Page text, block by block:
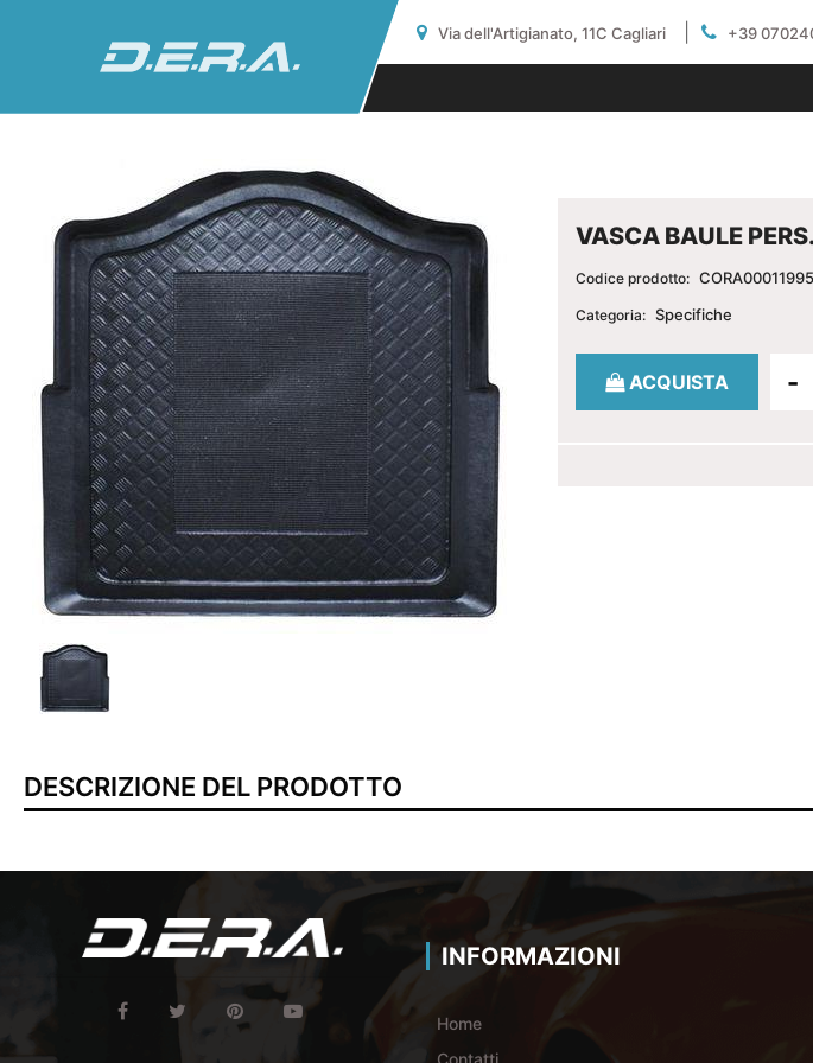
Via dell'Artigianato, 11C Cagliari +39
VASCA BAULE
Codice prodotto:
Categoria: Specifiche
Quantità
ACQUISTA
DESCRIZIONE DEL PRODOTTO
INFORMAZIONI
Home